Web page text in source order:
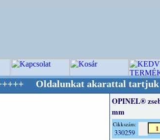
akarattal tartjuk
OPINEL®
mm
Cikkszám:
330259